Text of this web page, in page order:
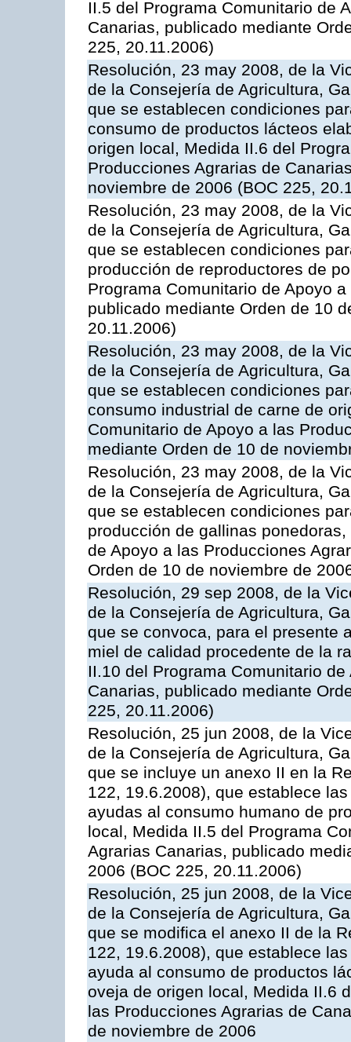
II.5 del Programa Comunitario de
Canarias, publicado mediante
225, 20.11.2006)
Resolución, 23 may 2008, de la
de la Consejería de Agricultura,
que se establecen condiciones
consumo de productos lácteos
origen local, Medida II.6 del
Producciones Agrarias de
noviembre de 2006 (BOC 225,
Resolución, 23 may 2008, de la
de la Consejería de Agricultura,
que se establecen condiciones
producción de reproductores de
Programa Comunitario de Apoyo
publicado mediante Orden de 10
20.11.2006)
Resolución, 23 may 2008, de la
de la Consejería de Agricultura,
que se establecen condiciones
consumo industrial de carne de
Comunitario de Apoyo a las
mediante Orden de 10 de
Resolución, 23 may 2008, de la
de la Consejería de Agricultura,
que se establecen condiciones
producción de gallinas
de Apoyo a las Producciones
Orden de 10 de noviembre de
Resolución, 29 sep 2008, de la
de la Consejería de Agricultura,
que se convoca, para el presente
miel de calidad procedente de la
II.10 del Programa Comunitario
Canarias, publicado mediante
225, 20.11.2006)
Resolución, 25 jun 2008, de la
de la Consejería de Agricultura,
que se incluye un anexo II en la
122, 19.6.2008), que establece
ayudas al consumo humano de
local, Medida II.5 del Programa
Agrarias Canarias, publicado
2006 (BOC 225, 20.11.2006)
Resolución, 25 jun 2008, de la
de la Consejería de Agricultura,
que se modifica el anexo II de la
122, 19.6.2008), que establece
ayuda al consumo de productos
oveja de origen local, Medida II.6
las Producciones Agrarias de
de noviembre de 2006